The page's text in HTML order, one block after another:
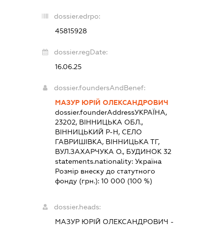
dossier.edrpo:
45815928
dossier.regDate:
16.06.25
dossier.foundersAndBenef:
МАЗУР ЮРІЙ ОЛЕКСАНДРОВИЧ
dossier.founderAddressУКРАЇНА,
23202, ВІННИЦЬКА ОБЛ.,
ВІННИЦЬКИЙ Р-Н, СЕЛО
ГАВРИШІВКА, ВІННИЦЬКА ТГ,
ВУЛ.ЗАХАРЧУКА О., БУДИНОК 32
statements.nationality:Україна
Розмір внеску до статутного
фонду (грн.):10 000 (100 %)
dossier.heads:
МАЗУР ЮРІЙ ОЛЕКСАНДРОВИЧ -